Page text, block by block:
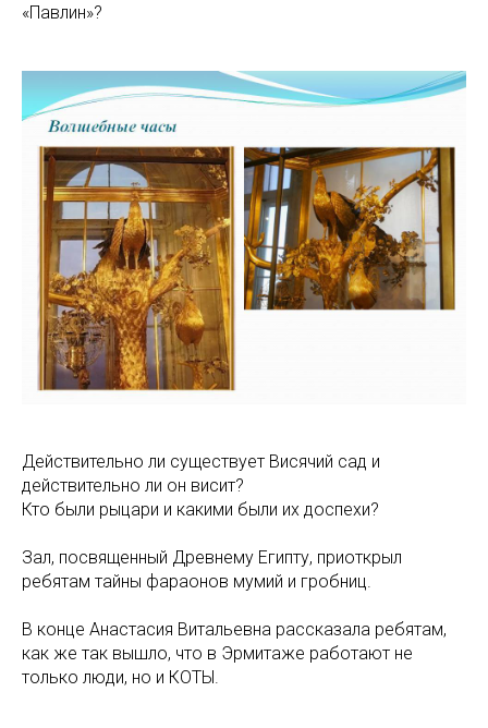
«Павлин»?
Действительно ли существует Висячий сад и
действительно ли он висит?
Кто были рыцари и какими были их доспехи?
Зал, посвященный Древнему Египту, приоткрыл
ребятам тайны фараонов мумий и гробниц.
В конце Анастасия Витальевна рассказала ребятам,
как же так вышло, что в Эрмитаже работают не
только люди, но и КОТЫ.